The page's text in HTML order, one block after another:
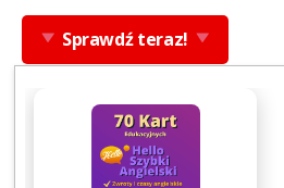
Sprawdź teraz!
Newsletter od Doroty z